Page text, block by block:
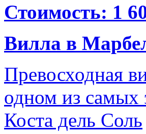
Стоимость: 1
Вилла в
Превосходная
одном из самых
Коста дель Соль